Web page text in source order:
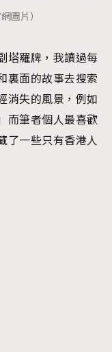
圖片）
塔羅牌，我讀過每
裏面的故事去搜索
消失的風景，例如
而筆者個人最喜歡
了一些只有香港人